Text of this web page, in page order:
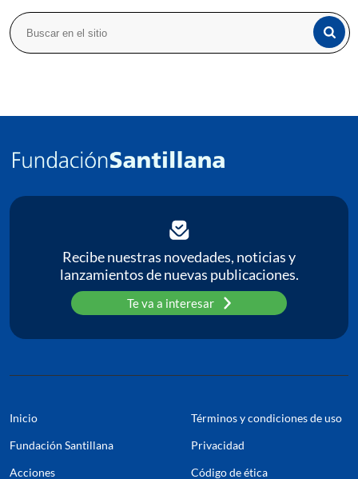
Recibe nuestras novedades, noticias y
lanzamientos de nuevas publicaciones.
Te va a interesar
Inicio
Fundación Santillana
Acciones
Términos y condiciones de uso
Privacidad
Código de ética